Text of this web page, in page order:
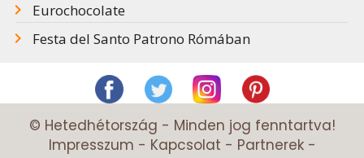
Eurochocolate
Festa del Santo Patrono Rómában
© Hetedhétország - Minden jog fenntartva!
Impresszum - Kapcsolat - Partnerek-